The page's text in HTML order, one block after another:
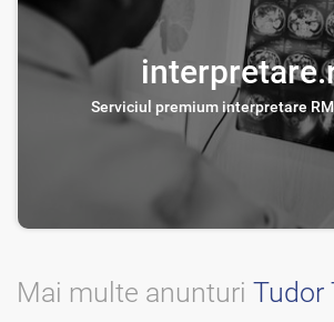
Serviciul premium interpretare
Mai multe anunturi Tudor